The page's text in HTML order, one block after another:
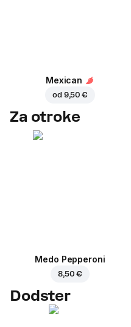
Mexican
od 9,50 €
Za otroke
Medo Pepperoni
8,50 €
Dodster